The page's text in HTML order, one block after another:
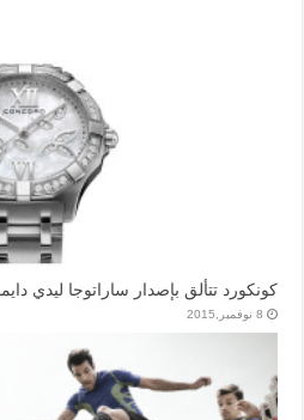
كونكورد تتألق بإصدار ساراتوجا ليدي
8 نوفمبر,2015